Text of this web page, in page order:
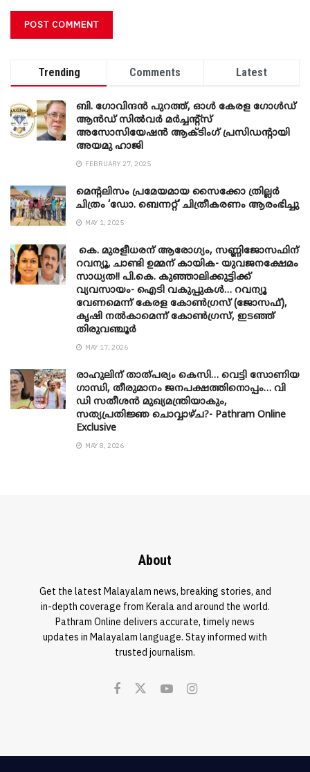
Trending Comments Latest
ബി. ​ഗോവിന്ദൻ പുറത്ത്, ഓൾ കേരള ഗോൾഡ്
ആൻഡ് സിൽവർ മർച്ചന്റ്സ്
അസോസിയേഷൻ ആക്ടിംഗ് പ്രസിഡന്റായി
അയമു ഹാജി
FEBRUARY 27, 2025
മെന്‍റലിസം പ്രമേയമായ സൈക്കോ ത്രില്ലർ
ചിത്രം ‘ഡോ. ബെന്നറ്റ്’ ചിത്രീകരണം ആരംഭിച്ചു
MAY 1, 2025
കെ. മുരളീധരന് ആരോഗ്യം, സണ്ണിജോസഫിന്
റവന്യൂ, ചാണ്ടി ഉമ്മന് കായിക- യുവജനക്ഷേമം
സാധ്യത!! പി.കെ. കുഞ്ഞാലിക്കുട്ടിക്ക്
വ്യവസായം- ഐടി വകുപ്പുകൾ… റവന്യൂ
വേണമെന്ന് കേരള കോൺഗ്രസ് (ജോസഫ്),
കൃഷി നൽകാമെന്ന് കോൺഗ്രസ്, ഇടഞ്ഞ്
തിരുവഞ്ചൂർ
MAY 17, 2026
രാഹുലിന് താത്പര്യം കെസി… വെട്ടി സോണിയ
​ഗാന്ധി, തീരുമാനം ജനപക്ഷത്തിനൊപ്പം… വി
ഡി സതീശൻ മുഖ്യമന്ത്രിയാകും,
സത്യപ്രതിജ്ഞ ചൊവ്വാഴ്ച?- Pathram Online
Exclusive
MAY 8, 2026
About
Get the latest Malayalam news, breaking stories, and
in-depth coverage from Kerala and around the world.
Pathram Online delivers accurate, timely news
updates in Malayalam language. Stay informed with
trusted journalism.